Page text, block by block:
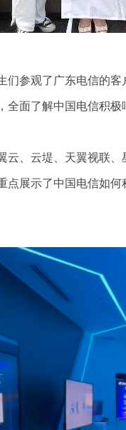
们参观了广东电信的
面了解中国电信积极
云、云堤、天翼视联
点展示了中国电信如